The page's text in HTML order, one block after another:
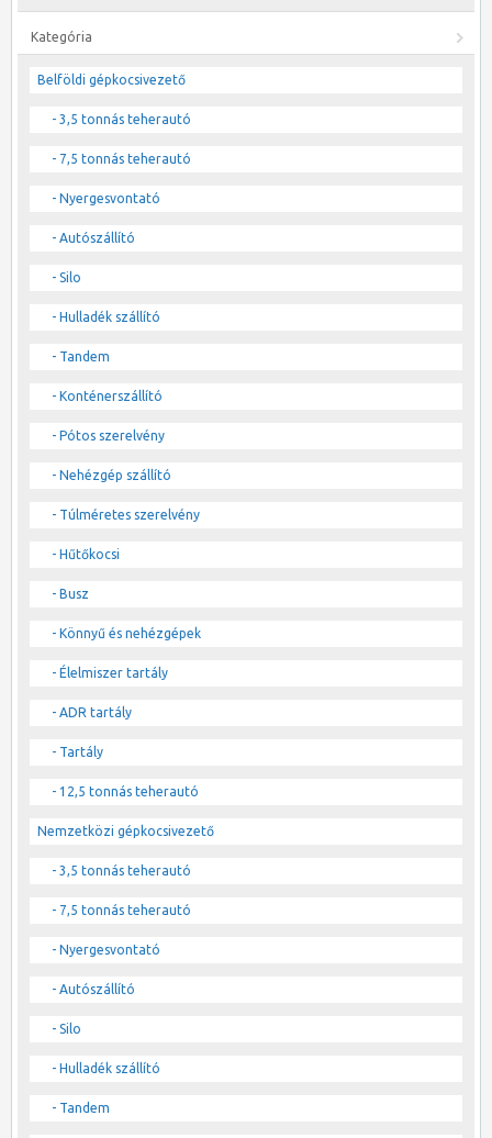
Kategória
Belföldi gépkocsivezető
- 3,5 tonnás teherautó
- 7,5 tonnás teherautó
- Nyergesvontató
- Autószállító
- Silo
- Hulladék szállító
- Tandem
- Konténerszállító
- Pótos szerelvény
- Nehézgép szállító
- Túlméretes szerelvény
- Hűtőkocsi
- Busz
- Könnyű és nehézgépek
- Élelmiszer tartály
- ADR tartály
- Tartály
- 12,5 tonnás teherautó
Nemzetközi gépkocsivezető
- 3,5 tonnás teherautó
- 7,5 tonnás teherautó
- Nyergesvontató
- Autószállító
- Silo
- Hulladék szállító
- Tandem